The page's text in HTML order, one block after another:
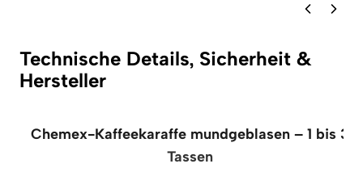
Technische Details, Sicherheit &
Hersteller
Chemex-Kaffeekaraffe mundgeblasen – 1 bis 3
Tassen